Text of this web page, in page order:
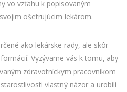
vo vzťahu k popisovaným
ošetrujúcim lekárom.
ako lekárske rady, ale skôr
Vyzývame vás k tomu, aby
zdravotníckym pracovníkom
vlastný názor a urobili